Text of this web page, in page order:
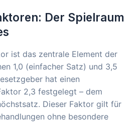
Der Spielraum
ist das zentrale Element der
1,0 (einfacher Satz) und 3,5
hat einen
2,3 festgelegt – dem
Dieser Faktor gilt für
ohne besondere